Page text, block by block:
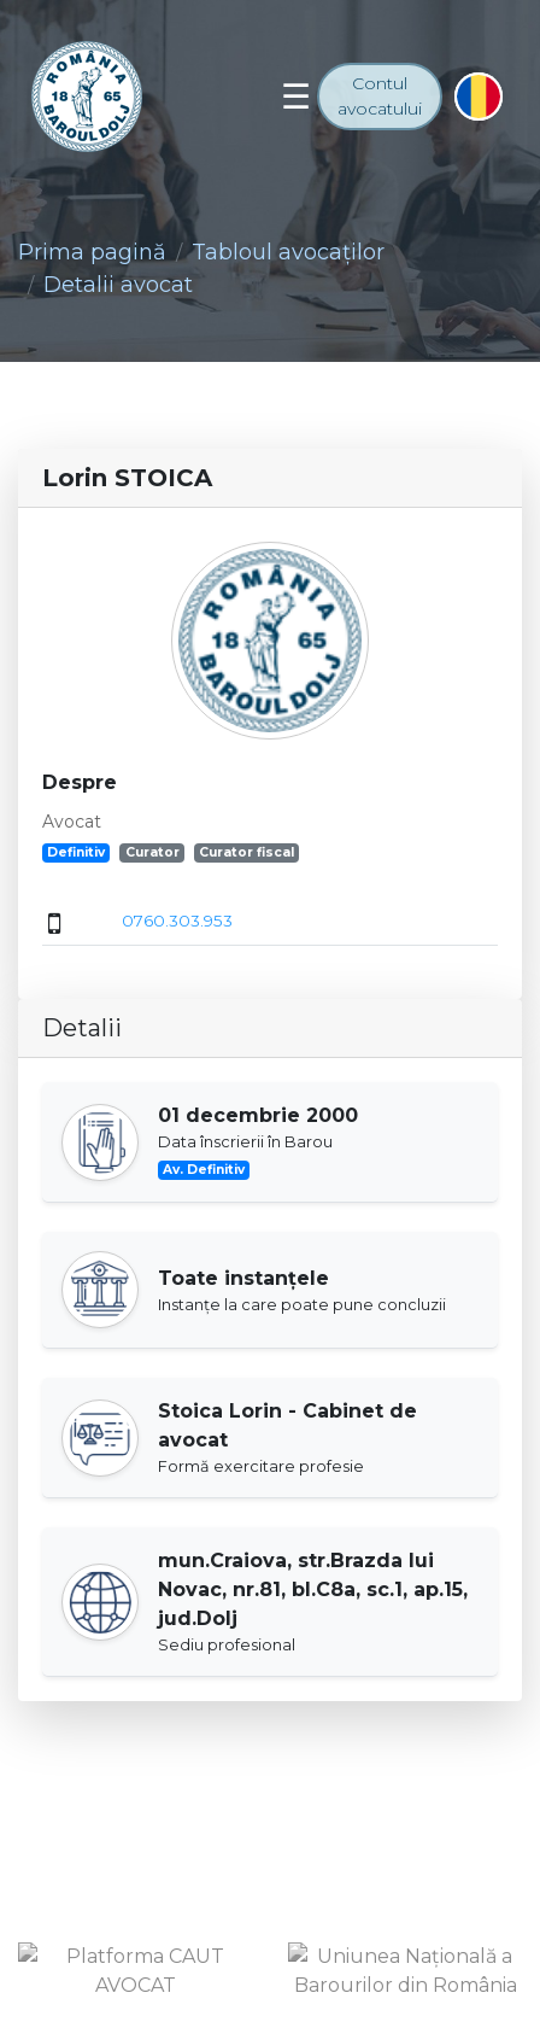
Contul
avocatului
Prima pagină
Tabloul avocaţilor
Detalii avocat
Lorin STOICA
Despre
Avocat
Definitiv Curator Curator fiscal
0760.303.953
Detalii
01 decembrie 2000
Data înscrierii în Barou
Av. Definitiv
Toate instanţele
Instanţe la care poate pune concluzii
Stoica Lorin - Cabinet de
avocat
Formă exercitare profesie
mun.Craiova, str.Brazda lui
Novac, nr.81, bl.C8a, sc.1, ap.15,
jud.Dolj
Sediu profesional